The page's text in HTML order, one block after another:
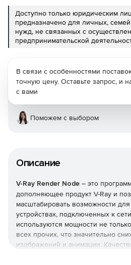
Доступно только юридическим
предназначено для личных,
нужд, не связанных с
предпринимательской
Описание
V-Ray Render Node – это
дополняющее продукт V-Ray и
масштабировать возможности
устройствах, подключенных к
используются мощности не
всех прочих, что значительно
изображений и анимации.
В связи с особенностями
точную цену. Оставьте запрос, и
с вами
Поможем с выбором